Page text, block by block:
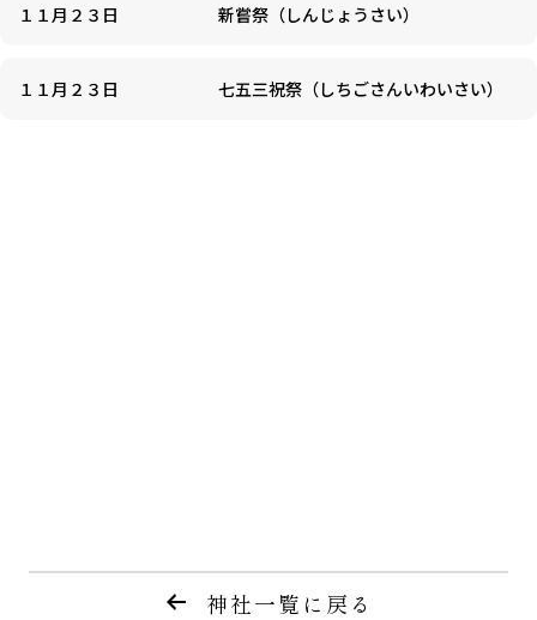
１１月２３日 新嘗祭（しんじょうさい）
１１月２３日 七五三祝祭（しちごさんいわいさい）
神社一覧に戻る